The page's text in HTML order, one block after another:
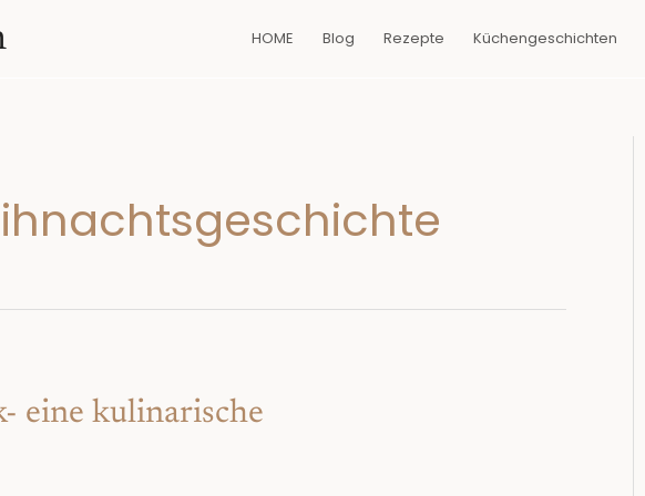
HOME Blog Rezepte Küchengeschichten
eine kulinarische